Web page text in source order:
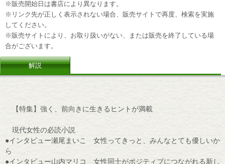
※販売開始日は書店により異なります。
※リンク先が正しく表示されない場合、販売サイトで再度、検索を実施
してください。
※販売サイトにより、お取り扱いがない、または販売を終了している場
合がございます。
解説
【特集】強く、前向きに生きるヒントが満載
現代女性の必読小説
●インタビュー瀬尾まいこ 女性ってきっと、みんなとても優しいか
ら
●インタビュー山内マリコ 女性同士がポジティブにつながれる新し